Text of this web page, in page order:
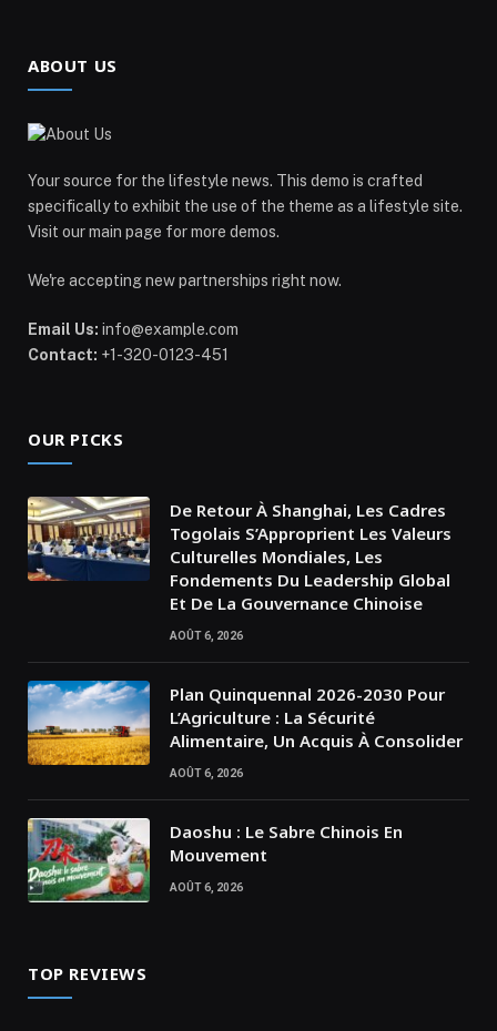
ABOUT US
Your source for the lifestyle news. This demo is crafted
specifically to exhibit the use of the theme as a lifestyle site.
Visit our main page for more demos.
We're accepting new partnerships right now.
Email Us: info@example.com
Contact: +1-320-0123-451
OUR PICKS
De Retour À Shanghai, Les Cadres
Togolais S’Approprient Les Valeurs
Culturelles Mondiales, Les
Fondements Du Leadership Global
Et De La Gouvernance Chinoise
AOÛT 6, 2026
Plan Quinquennal 2026-2030 Pour
L’Agriculture : La Sécurité
Alimentaire, Un Acquis À Consolider
AOÛT 6, 2026
Daoshu : Le Sabre Chinois En
Mouvement
AOÛT 6, 2026
TOP REVIEWS